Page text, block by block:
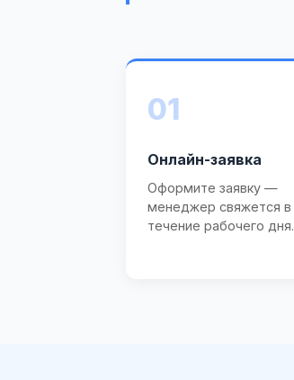
01
Онлайн-заявка
Оформите заявку —
менеджер свяжется в
течение рабочего дня.